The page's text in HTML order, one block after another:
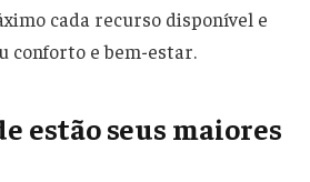
cada recurso disponível e
conforto e bem-estar.
estão seus maiores